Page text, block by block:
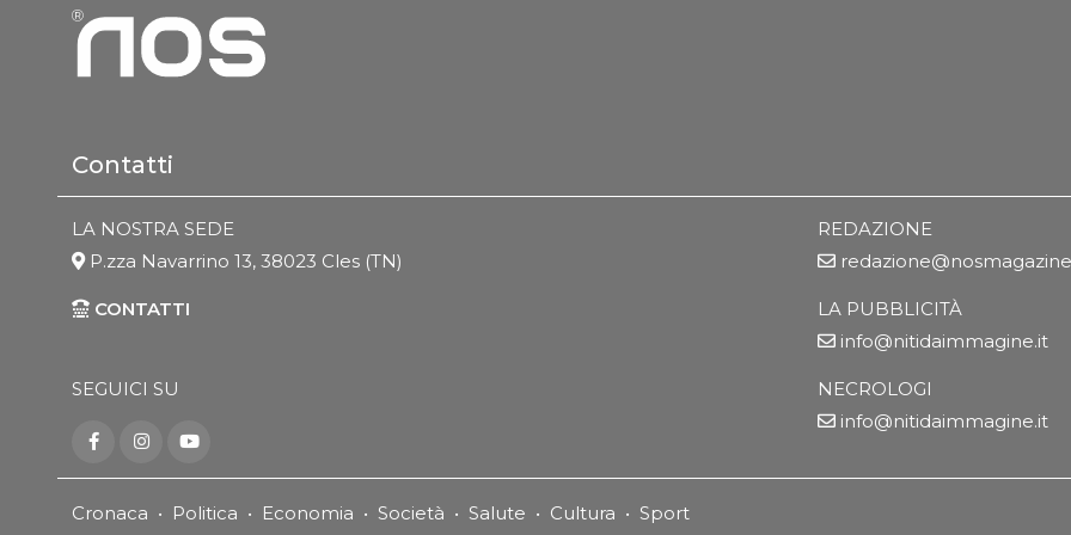
Contatti
LA NOSTRA SEDE
P.zza Navarrino 13, 38023 Cles (TN)
CONTATTI
SEGUICI SU
REDAZIONE
LA PUBBLICITÀ
info@nitidaimmagine.it
NECROLOGI
info@nitidaimmagine.it
Cronaca • Politica • Economia • Società • Salute • Cultura • Sport